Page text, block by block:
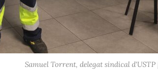
Samuel Torrent, delegat sindical d'USTP